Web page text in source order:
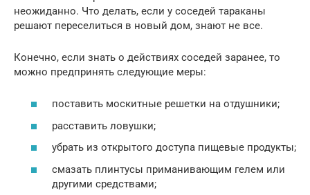
неожиданно. Что делать, если у соседей тараканы
решают переселиться в новый дом, знают не все.
Конечно, если знать о действиях соседей заранее, то
можно предпринять следующие меры:
поставить москитные решетки на отдушники;
расставить ловушки;
убрать из открытого доступа пищевые продукты;
смазать плинтусы приманивающим гелем или
другими средствами;